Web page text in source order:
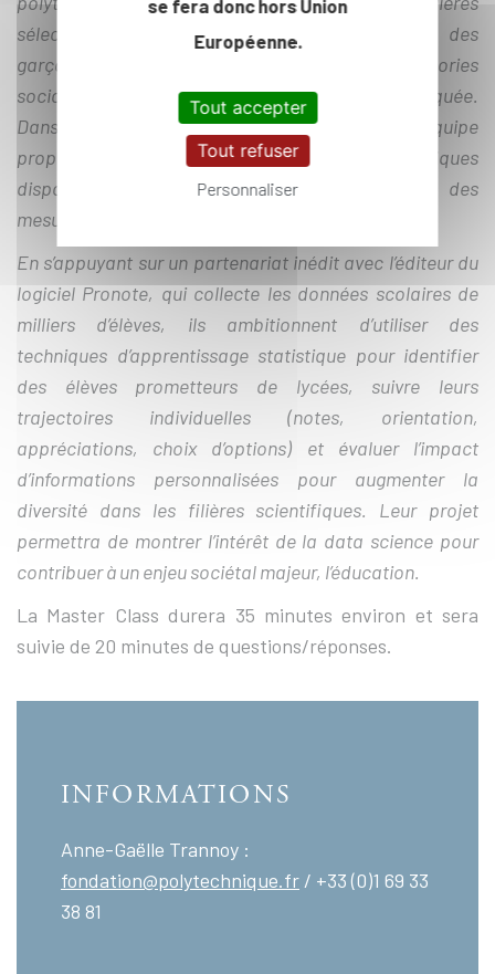
sélectives françaises. La surreprésentation des
garçons, des élèves franciliens et des catégories
sociales les plus favorisées reste encore trop marquée.
Dans ce contexte, Guillaume Hollard et son équipe
proposent de mobiliser les connaissances scientifiques
disponibles pour identifier et mettre en œuvre des
mesures susceptibles d’augmenter la diversité.
En s’appuyant sur un partenariat inédit avec l’éditeur du
logiciel Pronote, qui collecte les données scolaires de
milliers d’élèves, ils ambitionnent d’utiliser des
techniques d’apprentissage statistique pour identifier
des élèves prometteurs de lycées, suivre leurs
trajectoires individuelles (notes, orientation,
appréciations, choix d’options) et évaluer l’impact
d’informations personnalisées pour augmenter la
diversité dans les filières scientifiques. Leur projet
permettra de montrer l’intérêt de la data science pour
contribuer à un enjeu sociétal majeur, l’éducation.
La Master Class durera 35 minutes environ et sera
suivie de 20 minutes de questions/réponses.
INFORMATIONS
Anne-Gaëlle Trannoy :
fondation@polytechnique.fr / +33 (0)1 69 33
38 81
se fera donc hors Union
Européenne.
Tout accepter
Tout refuser
Personnaliser